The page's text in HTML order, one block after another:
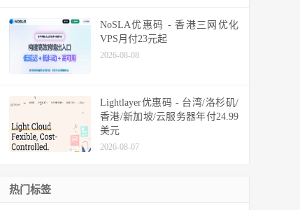
NoSLA优惠码 - 香港三网优化
VPS月付23元起
2026-08-08
Lightlayer优惠码 - 台湾/洛杉矶/
香港/新加坡/云服务器年付24.99
美元
2026-08-07
热门标签